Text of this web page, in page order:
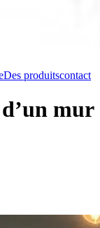
Des produitscontact
mur